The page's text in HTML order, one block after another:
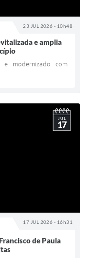
23 JUL 2026 - 10h48
e amplia
e modernizado com
17 JUL 2026 - 16h31
JUL
17
de Paula